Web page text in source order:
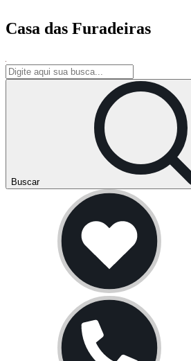
Casa das Furadeiras
Buscar